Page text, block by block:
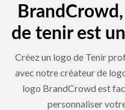
de tenir est
Créez un logo de Tenir
avec notre créateur de
logo BrandCrowd est
personnaliser